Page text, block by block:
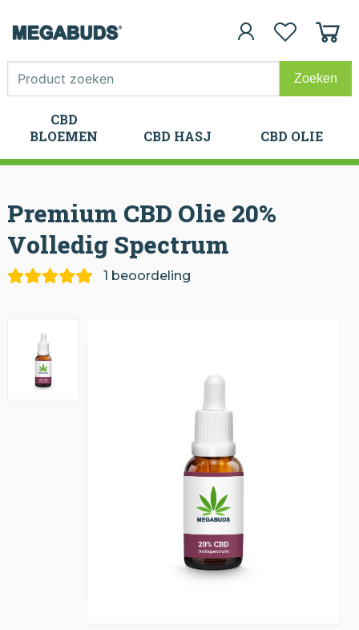
CBD
BLOEMEN
CBD HASJ CBD OLIE
CBD
BLOEMEN
CBD HASJ CBD OLIE
Premium CBD Olie 20%
Volledig Spectrum
1 beoordeling